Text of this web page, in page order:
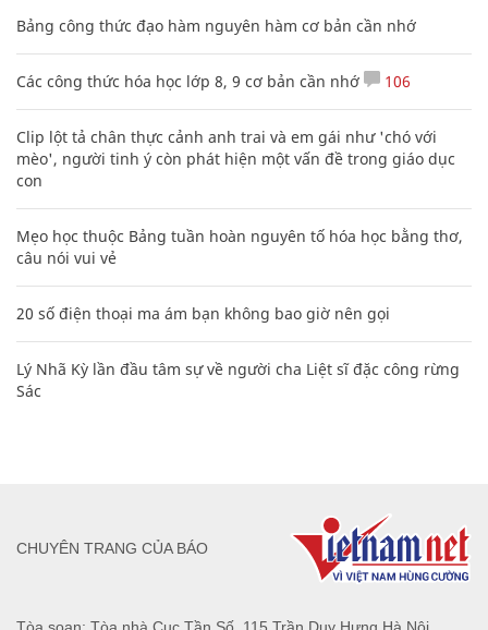
Bảng công thức đạo hàm nguyên hàm cơ bản cần nhớ
Các công thức hóa học lớp 8, 9 cơ bản cần nhớ 106
Clip lột tả chân thực cảnh anh trai và em gái như 'chó với
mèo', người tinh ý còn phát hiện một vấn đề trong giáo dục
con
Mẹo học thuộc Bảng tuần hoàn nguyên tố hóa học bằng thơ,
câu nói vui vẻ
20 số điện thoại ma ám bạn không bao giờ nên gọi
Lý Nhã Kỳ lần đầu tâm sự về người cha Liệt sĩ đặc công rừng
Sác
CHUYÊN TRANG CỦA BÁO